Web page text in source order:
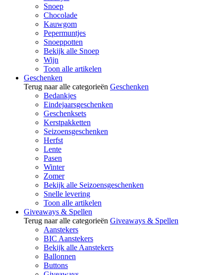
Snoep
Chocolade
Kauwgom
Pepermuntjes
Snoeppotten
Bekijk alle Snoep
Wijn
Toon alle artikelen
Geschenken
Terug naar alle categorieën Geschenken
Bedankjes
Eindejaarsgeschenken
Geschenksets
Kerstpakketten
Seizoensgeschenken
Herfst
Lente
Pasen
Winter
Zomer
Bekijk alle Seizoensgeschenken
Snelle levering
Toon alle artikelen
Giveaways & Spellen
Terug naar alle categorieën Giveaways & Spellen
Aanstekers
BIC Aanstekers
Bekijk alle Aanstekers
Ballonnen
Buttons